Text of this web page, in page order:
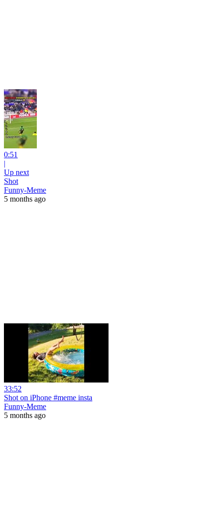
0:51
|
Up next
Shot
Funny-Meme
5 months ago
33:52
Shot on iPhone #meme insta
Funny-Meme
5 months ago